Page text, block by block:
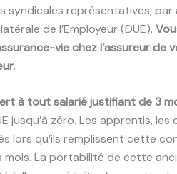
syndicales représentatives,
de l’Employeur (DUE).
vie chez l’assureur de
à tout salarié justifiant de 3
jusqu’à zéro. Les apprentis,
lors qu’ils remplissent cette
La portabilité de cette